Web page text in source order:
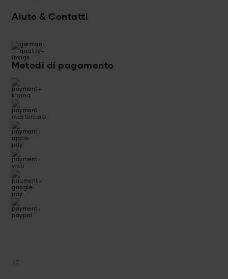
Aiuto & Contatti
Metodi di pagamento